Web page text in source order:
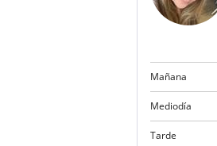
Mañana
Mediodía
Tarde